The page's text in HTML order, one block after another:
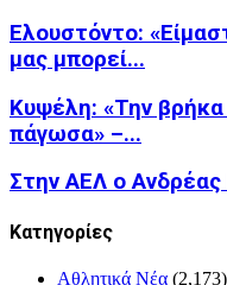
Ελουστόντο:
μας μπορεί...
Κυψέλη: «Την
πάγωσα» –...
Στην ΑΕΛ ο
Kατηγορίες
Αθλητικά Νέα (2,173)